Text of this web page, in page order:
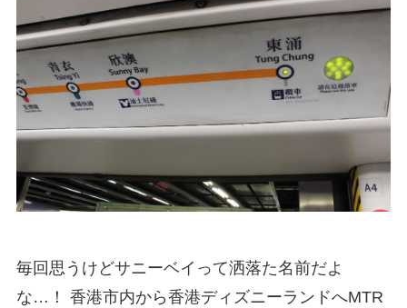
毎回思うけどサニーベイって洒落た名前だよ
な…！ 香港市内から香港ディズニーランドへMTR